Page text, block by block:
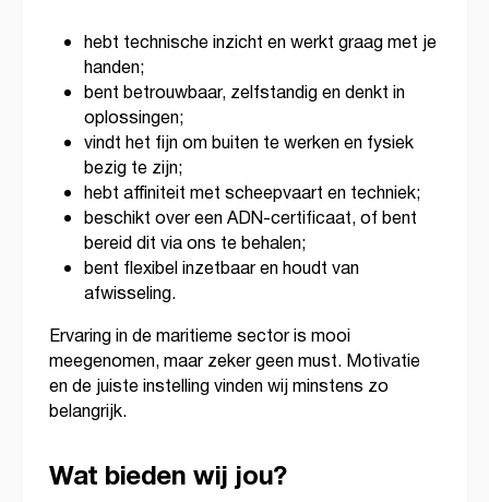
hebt technische inzicht en werkt graag met je
handen;
bent betrouwbaar, zelfstandig en denkt in
oplossingen;
vindt het fijn om buiten te werken en fysiek
bezig te zijn;
hebt affiniteit met scheepvaart en techniek;
beschikt over een ADN-certificaat, of bent
bereid dit via ons te behalen;
bent flexibel inzetbaar en houdt van
afwisseling.
Ervaring in de maritieme sector is mooi
meegenomen, maar zeker geen must. Motivatie
en de juiste instelling vinden wij minstens zo
belangrijk.
Wat bieden wij jou?